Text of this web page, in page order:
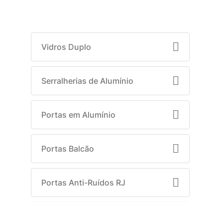
Vidros Duplo
Serralherias de Alumínio
Portas em Alumínio
Portas Balcão
Portas Anti-Ruídos RJ